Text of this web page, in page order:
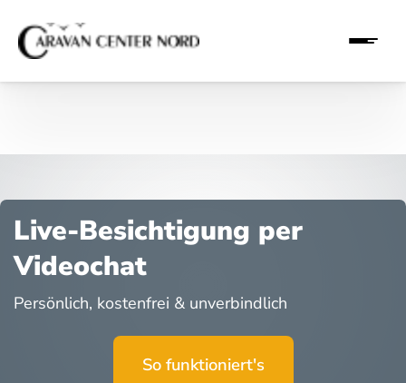
Live-Besichtigung per
Videochat
Persönlich, kostenfrei & unverbindlich
So funktioniert's